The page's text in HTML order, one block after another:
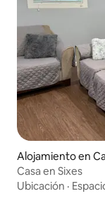
Alojamiento en
Casa en Sixes
Ubicación ·